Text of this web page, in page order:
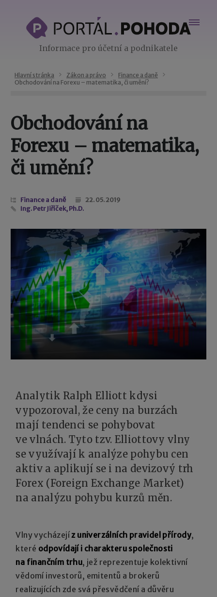
Informace pro účetní a podnikatele
Hlavní stránka Zákon a právo
Finance a daně
Obchodování na Forexu – matematika, či umění?
Obchodování na
Forexu – matematika,
či umění?
Finance a daně
22. 05. 2019
Ing. Petr Jiříček, Ph.D.
Analytik Ralph Elliott kdysi
vypozoroval, že ceny na burzách
mají tendenci se pohybovat
ve vlnách. Tyto tzv. Elliottovy vlny
se využívají k analýze pohybu cen
aktiv a aplikují se i na devizový trh
Forex (Foreign Exchange Market)
na analýzu pohybu kurzů měn.
Vlny vycházejíz univerzálních pravidel přírody,
které odpovídají i charakteru společnosti
na finančním trhu, jež reprezentuje kolektivní
vědomí investorů, emitentů a brokerů
realizujících zde svá přesvědčení a důvěru